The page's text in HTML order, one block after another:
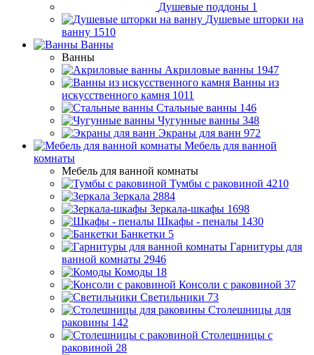
Душевые поддоны 1
Душевые шторки на
ванну 1510
Ванны
Ванны
Акриловые ванны 1947
Ванны из
искусственного камня 1011
Стальные ванны 146
Чугунные ванны 348
Экраны для ванн 972
Мебель для ванной
комнаты
Мебель для ванной комнаты
Тумбы с раковиной 4210
Зеркала 2884
Зеркала-шкафы 1698
Шкафы - пеналы 1430
Банкетки 5
Гарнитуры для
ванной комнаты 2946
Комоды 18
Консоли с раковиной 37
Светильники 73
Столешницы для
раковины 142
Столешницы с
раковиной 28